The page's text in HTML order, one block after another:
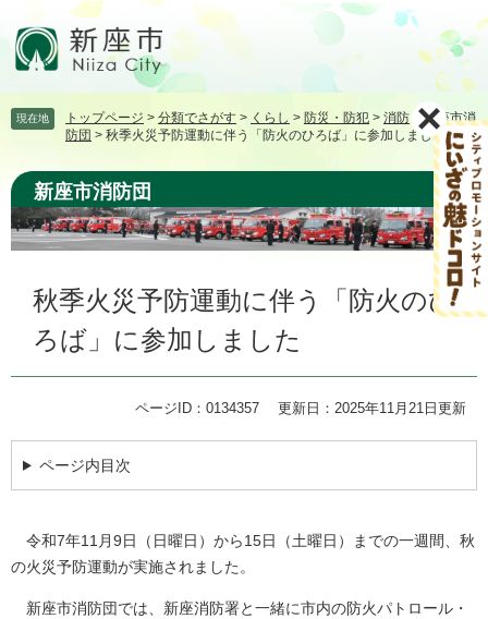
頭
す。
飛
て
本
文
現在地 トップページ > 分類でさがす > くらし > 防災・防犯 > 消防>新座市消
防団 > 秋季火災予防運動に伴う「防火のひろば」に参加しました
新座市消防団
秋季火災予防運動に伴う「防火のひ
ろば」に参加しました
ページID：0134357 更新日：2025年11月21日更新
ページ内目次
令和7年11月9日（日曜日）から15日（土曜日）までの一週間、秋
の火災予防運動が実施されました。
新座市消防団では、新座消防署と一緒に市内の防火パトロール・